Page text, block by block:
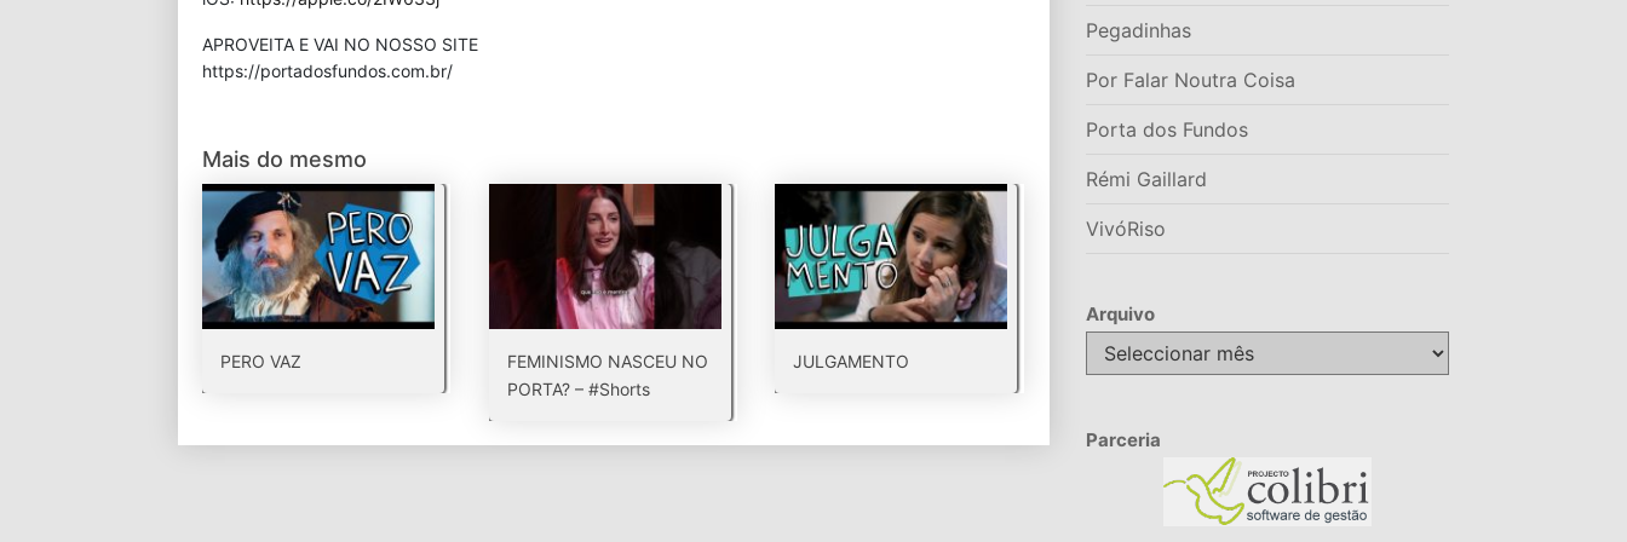
APROVEITA E VAI NO NOSSO SITE
⁠https://portadosfundos.com.br/
Mais do mesmo
PERO VAZ
FEMINISMO NASCEU NO
PORTA? – #Shorts
JULGAMENTO
Pegadinhas
Por Falar Noutra Coisa
Porta dos Fundos
Rémi Gaillard
VivóRiso
Arquivo
Arquivo
Parceria